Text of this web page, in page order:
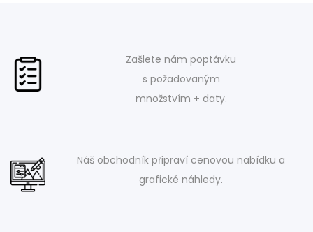
Zašlete nám poptávku
s požadovaným
množstvím + daty.
Náš obchodník připraví cenovou nabídku a
grafické náhledy.